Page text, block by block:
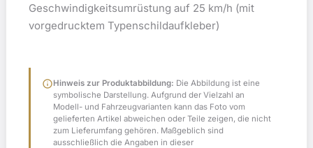
Geschwindigkeitsumrüstung auf 25 km/h (mit
vorgedrucktem Typenschildaufkleber)
infoHinweis zur Produktabbildung: Die Abbildung ist eine
symbolische Darstellung. Aufgrund der Vielzahl an
Modell- und Fahrzeugvarianten kann das Foto vom
gelieferten Artikel abweichen oder Teile zeigen, die nicht
zum Lieferumfang gehören. Maßgeblich sind
ausschließlich die Angaben in dieser